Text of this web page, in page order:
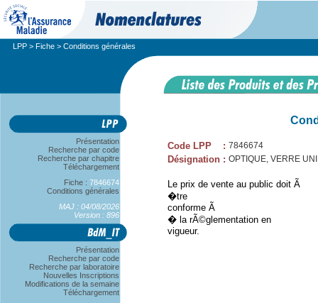
LPP > Fiche > Conditions générales
Présentation
Recherche par code
Recherche par chapitre
Téléchargement
Fiche : 7846674
Conditions générales
MAJ : 04/08/2026
Version : 896
Présentation
Recherche par code
Recherche par laboratoire
Nouvelles Inscriptions
Modifications de la semaine
Téléchargement
Code LPP : 7846674
Désignation : OPTIQUE, VERRE
Le prix de vente au public doit Ã
�tre
conforme Ã
� la rÃ©glementation en
vigueur.